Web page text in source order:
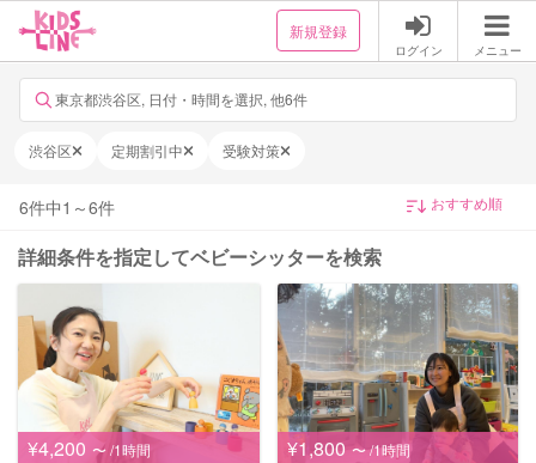
新規登録
ログイン メニュー
東京都渋谷区, 日付・時間を選択, 他6件
渋谷区 定期割引中 受験対策
6件中1 ～6件
詳細条件を指定してベビーシッターを検索
¥4,200 〜 /1時間
¥1,800 〜 /1時間